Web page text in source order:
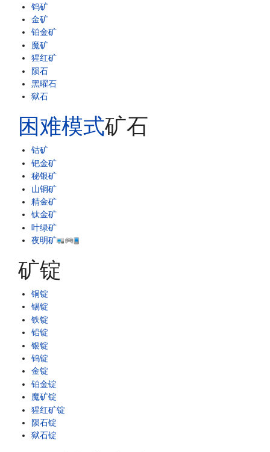
钨矿
金矿
铂金矿
魔矿
猩红矿
陨石
黑曜石
狱石
困难模式矿石
钴矿
钯金矿
秘银矿
山铜矿
精金矿
钛金矿
叶绿矿
夜明矿
矿锭
铜锭
锡锭
铁锭
铅锭
银锭
钨锭
金锭
铂金锭
魔矿锭
猩红矿锭
陨石锭
狱石锭